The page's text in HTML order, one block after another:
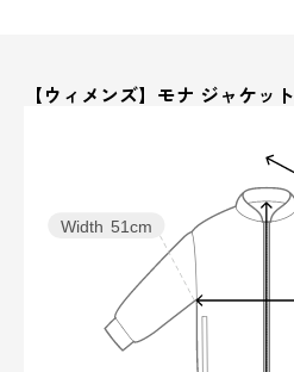
【ウィメンズ】モナ ジャケット
Width 51cm